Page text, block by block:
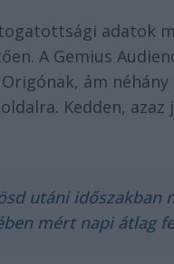
adatok
A Gemius
ám
Kedden,
utáni időszakban
mért napi átlag